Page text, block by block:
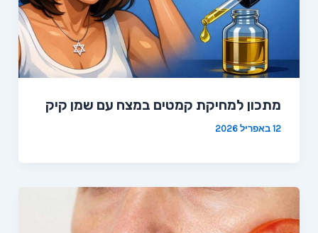
מתכון למחיקת קמטים במצח עם שמן קיק
12 באפריל 2026